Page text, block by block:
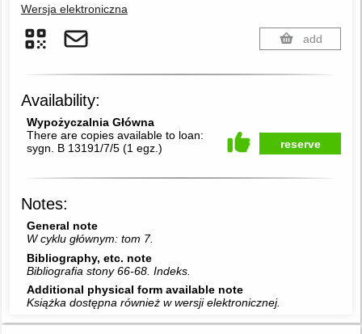
Wersja elektroniczna
add
Availability:
Wypożyczalnia Główna
There are copies available to loan:
sygn. B 13191/7/5(1 egz.) reserve
Notes:
General note
W cyklu głównym: tom 7.
Bibliography, etc. note
Bibliografia stony 66-68. Indeks.
Additional physical form available note
Książka dostępna również w wersji elektronicznej.